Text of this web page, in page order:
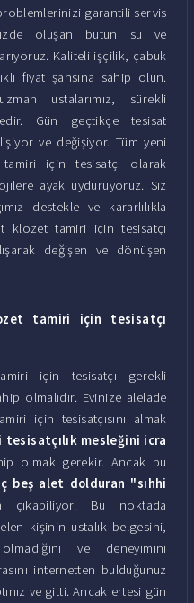
garantili servis
oluşan bütün su ve
Kaliteli işçilik, çabuk
fiyat şansına sahip olun.
ustalarımız, sürekli
Gün geçtikçe tesisat
ve değişiyor. Tüm yeni
için tesisatçı olarak
ayak uyduruyoruz. Siz
destekle ve kararlılıkla
klozet tamiri için tesisatçı
değişen ve dönüşen
tamiri için tesisatçı
için tesisatçı gerekli
olmalıdır. Evinize alelade
için tesisatçısını almak
tesisatçılık mesleğini icra
olmak gerekir. Ancak bu
beş alet dolduran "sıhhi
çıkabiliyor. Bu noktada
kişinin ustalık belgesini,
ve deneyimini
internetten bulduğunuz
ve gitti. Ancak ertesi gün